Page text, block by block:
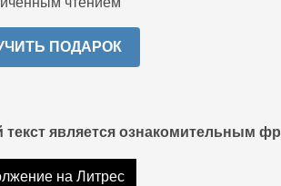
ПОДАРОК
является ознакомительным
на Литрес